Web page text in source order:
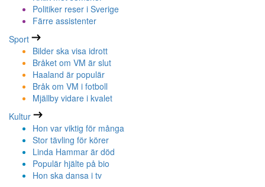
Politiker reser i Sverige
Färre assistenter
Sport
Bilder ska visa idrott
Bråket om VM är slut
Haaland är populär
Bråk om VM i fotboll
Mjällby vidare i kvalet
Kultur
Hon var viktig för många
Stor tävling för körer
Linda Hammar är död
Populär hjälte på bio
Hon ska dansa i tv